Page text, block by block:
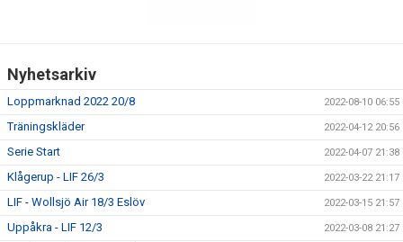
GÄSTBOK
TRUPPEN
DOKUMENT
BILDGALLERI
KONTAKT
Nyhetsarkiv
Loppmarknad 2022 20/8 2022-08-10 06:55
Träningskläder 2022-04-12 20:56
Serie Start 2022-04-07 21:38
Klågerup - LIF 26/3 2022-03-22 21:17
LIF - Wollsjö Air 18/3 Eslöv 2022-03-15 21:57
Uppåkra - LIF 12/3 2022-03-08 21:27